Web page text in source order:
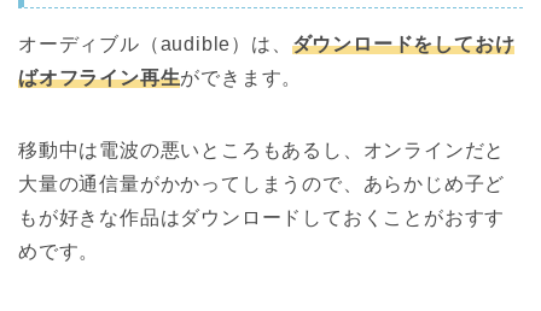
オーディブル（audible）は、 ダウンロードをしておけ
ばオフライン再生ができます。
移動中は電波の悪いところもあるし、オンラインだと
大量の通信量がかかってしまうので、あらかじめ子ど
もが好きな作品はダウンロードしておくことがおすす
めです。